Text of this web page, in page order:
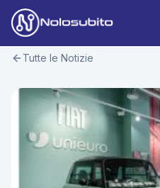
Offerte Noleggio
Offerte Business
Offerte Privati
News
Usato Sicuro
Tutte le Notizie